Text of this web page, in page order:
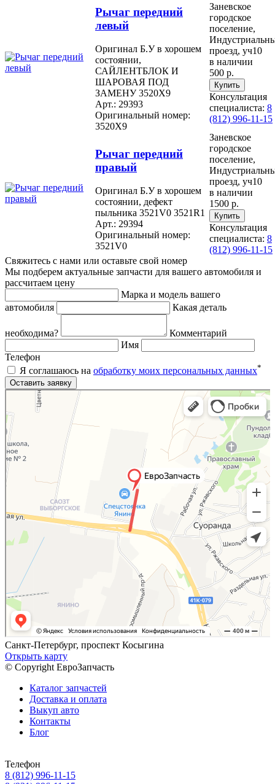
Рычаг передний
левый
Оригинал Б.У в хорошем
состоянии,
САЙЛЕНТБЛОК И
ШАРОВАЯ ПОД
ЗАМЕНУ 3520X9
Арт.: 29393
Оригинальный номер:
3520X9
Заневское
городское
поселение,
проезд, уч10
в наличии
500 р.
Консультация
специалиста: 8
(812) 996-11-15
Рычаг передний
правый
Оригинал Б.У в хорошем
состоянии, дефект
пыльника 3521V0 3521R1
Арт.: 29394
Оригинальный номер:
3521V0
Заневское
городское
поселение,
проезд, уч10
в наличии
1500 р.
Консультация
специалиста: 8
(812) 996-11-15
Свяжитесь с нами или оставьте свой номер
Мы подберем актуальные запчасти для вашего автомобиля и
рассчитаем цену
Марка и модель вашего
автомобиля
Какая деталь
необходима?
Комментарий
Имя
Телефон
Я соглашаюсь на обработку моих персональных данных*
Яндекс.Карты
Яндекс.Карты — поиск мест и адресов, городской транспорт
Санкт-Петербург, проспект Косыгина
Открыть карту
© Copyright ЕвроЗапчасть
Каталог запчастей
Доставка и оплата
Выкуп авто
Контакты
Блог
Телефон
8 (812) 996-11-15